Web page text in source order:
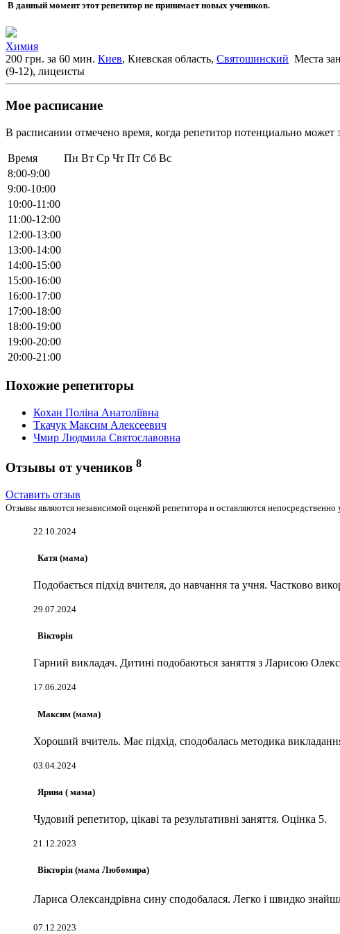
В данный момент этот репетитор не принимает новых учеников.
Химия
200 грн. за 60 мин. Киев, Киевская область, Святошинский Места
(9-12), лицеисты
Мое расписание
В расписании отмечено время, когда репетитор потенциально может
Время Пн Вт Ср Чт Пт Сб Вс
8:00-9:00
9:00-10:00
10:00-11:00
11:00-12:00
12:00-13:00
13:00-14:00
14:00-15:00
15:00-16:00
16:00-17:00
17:00-18:00
18:00-19:00
19:00-20:00
20:00-21:00
Похожие репетиторы
Кохан Поліна Анатоліївна
Ткачук Максим Алексеевич
Чмир Людмила Святославовна
Отзывы от учеников 8
Оставить отзыв
Отзывы являются независимой оценкой репетитора и оставляются непосредственно
22.10.2024
Катя (мама)
Подобається підхід вчителя, до навчання та учня. Частково
29.07.2024
Вікторія
Гарний викладач. Дитині подобаються заняття з Ларисою
17.06.2024
Максим (мама)
Хороший вчитель. Має підхід, сподобалась методика
03.04.2024
Ярина ( мама)
Чудовий репетитор, цікаві та результативні заняття. Оцінка 5.
21.12.2023
Вікторія (мама Любомира)
Лариса Олександрівна сину сподобалася. Легко і швидко
07.12.2023